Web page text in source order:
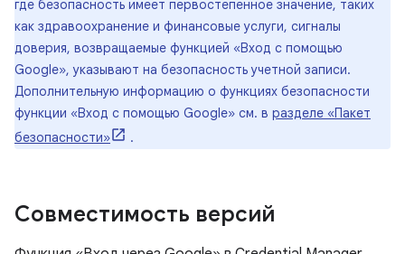
где безопасность имеет первостепенное значение, таких
как здравоохранение и финансовые услуги, сигналы
доверия, возвращаемые функцией «Вход с помощью
Google», указывают на безопасность учетной записи.
Дополнительную информацию о функциях безопасности
функции «Вход с помощью Google» см. в разделе «Пакет
безопасности»
.
Совместимость версий